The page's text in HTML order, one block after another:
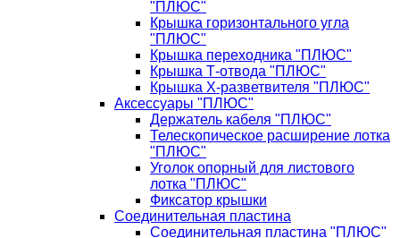
"ПЛЮС"
Крышка горизонтального угла
"ПЛЮС"
Крышка переходника "ПЛЮС"
Крышка Т-отвода "ПЛЮС"
Крышка Х-разветвителя "ПЛЮС"
Аксессуары "ПЛЮС"
Держатель кабеля "ПЛЮС"
Телескопическое расширение лотка
"ПЛЮС"
Уголок опорный для листового
лотка "ПЛЮС"
Фиксатор крышки
Соединительная пластина
Соединительная пластина "ПЛЮС"